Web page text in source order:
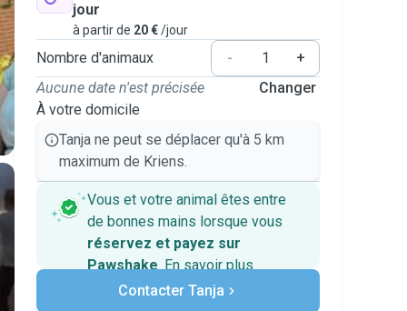
jour
à partir de 20 €/jour
Nombre d'animaux -
+
Aucune date n'est précisée
À votre domicile
Changer
Tanja ne peut se déplacer qu'à 5 km
maximum de Kriens.
Vous et votre animal êtes entre
de bonnes mains lorsque vous
réservez et payez sur
Pawshake. En savoir plus
Paiements sécurisés
Assistance en cas de
Contacter Tanja